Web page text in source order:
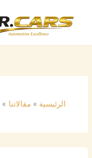
المحتوى
الرئيسية مقالاتنا